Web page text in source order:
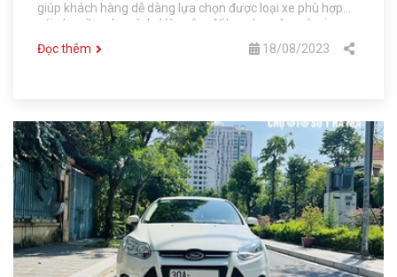
giúp khách hàng dễ dàng lựa chọn được loại xe phù hợp
với nhu cầu của mình. Vậy nên, để lựa chọn được loại xe
phù hợp với mình, mời bạn đọc bài viết dưới đây của Chợ Ô
Tô Số 1 Hà Nội nhé.
Đọc thêm 18/08/2023